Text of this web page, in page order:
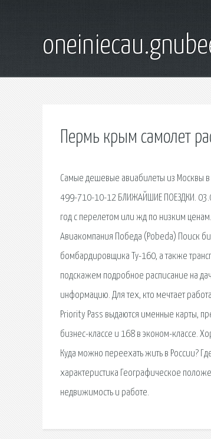
Пермь крым самолет
Самые дешевые авиабилеты из Москвы
499-710-10-12 БЛИЖАЙШИЕ ПОЕЗДКИ.
год с перелетом или жд по низким
Авиакомпания Победа (Pobeda) Поиск
бомбардировщика Ту-160, а также
подскажем подробное расписание на
информацию. Для тех, кто мечтает
Priority Pass выдаются именные карты,
бизнес-классе и 168 в эконом-классе.
Куда можно переехать жить в России?
характеристика Географическое
недвижимость и работе.